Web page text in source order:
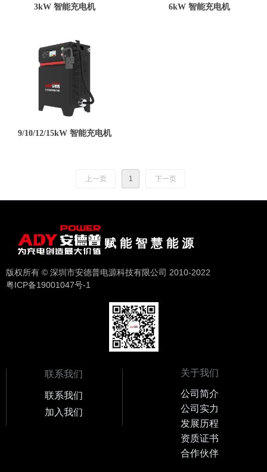
3kW 智能充电机 6kW 智能充电机
9/10/12/15kW 智能充电机
上一页 1 下一页
赋 能 智 慧 能 源
版权所有 © 深圳市安德普电源科技有限公司 2010-2022
粤ICP备19001047号-1
联系我们
联系我们
加入我们
关于我们
公司简介
公司实力
发展历程
资质证书
合作伙伴